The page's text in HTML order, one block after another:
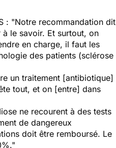
: "Notre recommandation dit
le savoir. Et surtout, on
en charge, il faut les
des patients (sclérose
un traitement [antibiotique]
tout, et on [entre] dans
ne recourent à des tests
de dangereux
doit être remboursé. Le